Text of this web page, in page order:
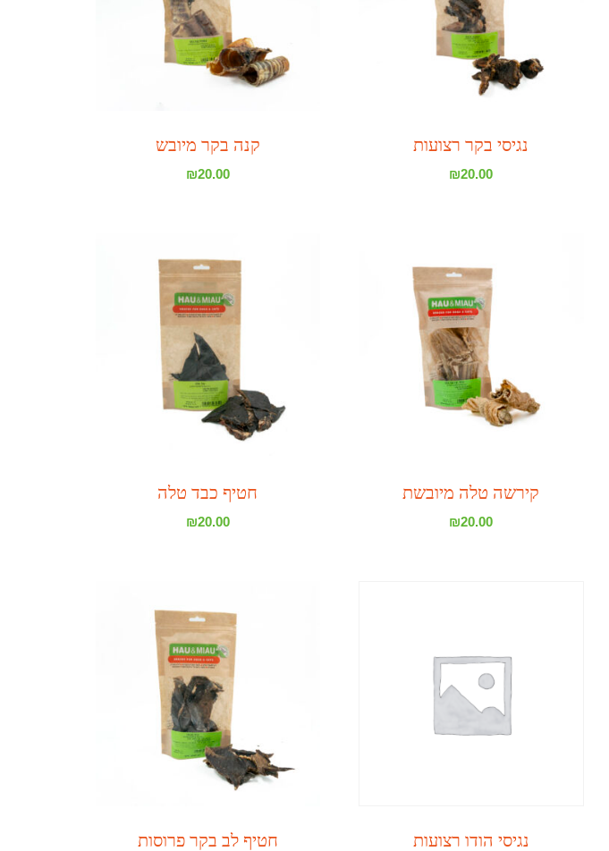
נגיסי בקר רצועות
₪20.00
קנה בקר מיובש
₪20.00
קירשה טלה מיובשת
₪20.00
חטיף כבד טלה
₪20.00
נגיסי הודו רצועות חטיף לב בקר פרוסות